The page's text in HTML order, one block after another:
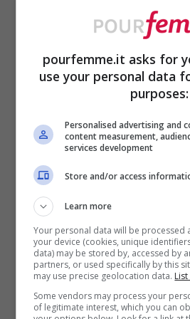
quello giusto.
Anche se il ferro sottile o
bruciato sul fuoco per
passato in un batuffolo di
nell’alcol disinfettante, il
Si può causare una ferita,
sangue,
bisogna ricorrere alle
risolvere il problema.
La soluzione invece è
pourfemme.it asks for
use your personal data
purposes:
Personalised advertising and
content measurement,
services development
Store and/or access
Learn more
Your personal data will be
your device (cookies, unique
data) may be stored by, accessed by
partners, or used specifically by this
may use precise geolocation data.
Some vendors may process your
of legitimate interest, which you can